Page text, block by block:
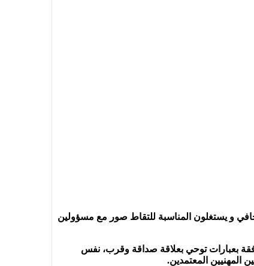
و يستغلون المناسبة للتقاط صور مع مسؤولين
بعبارات توحي بعلاقة صداقة وقرب، نفس